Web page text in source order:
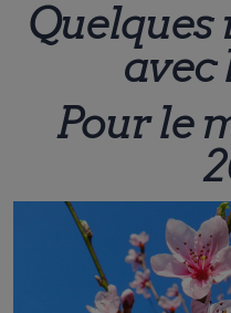
Quelques
avec
Pour le